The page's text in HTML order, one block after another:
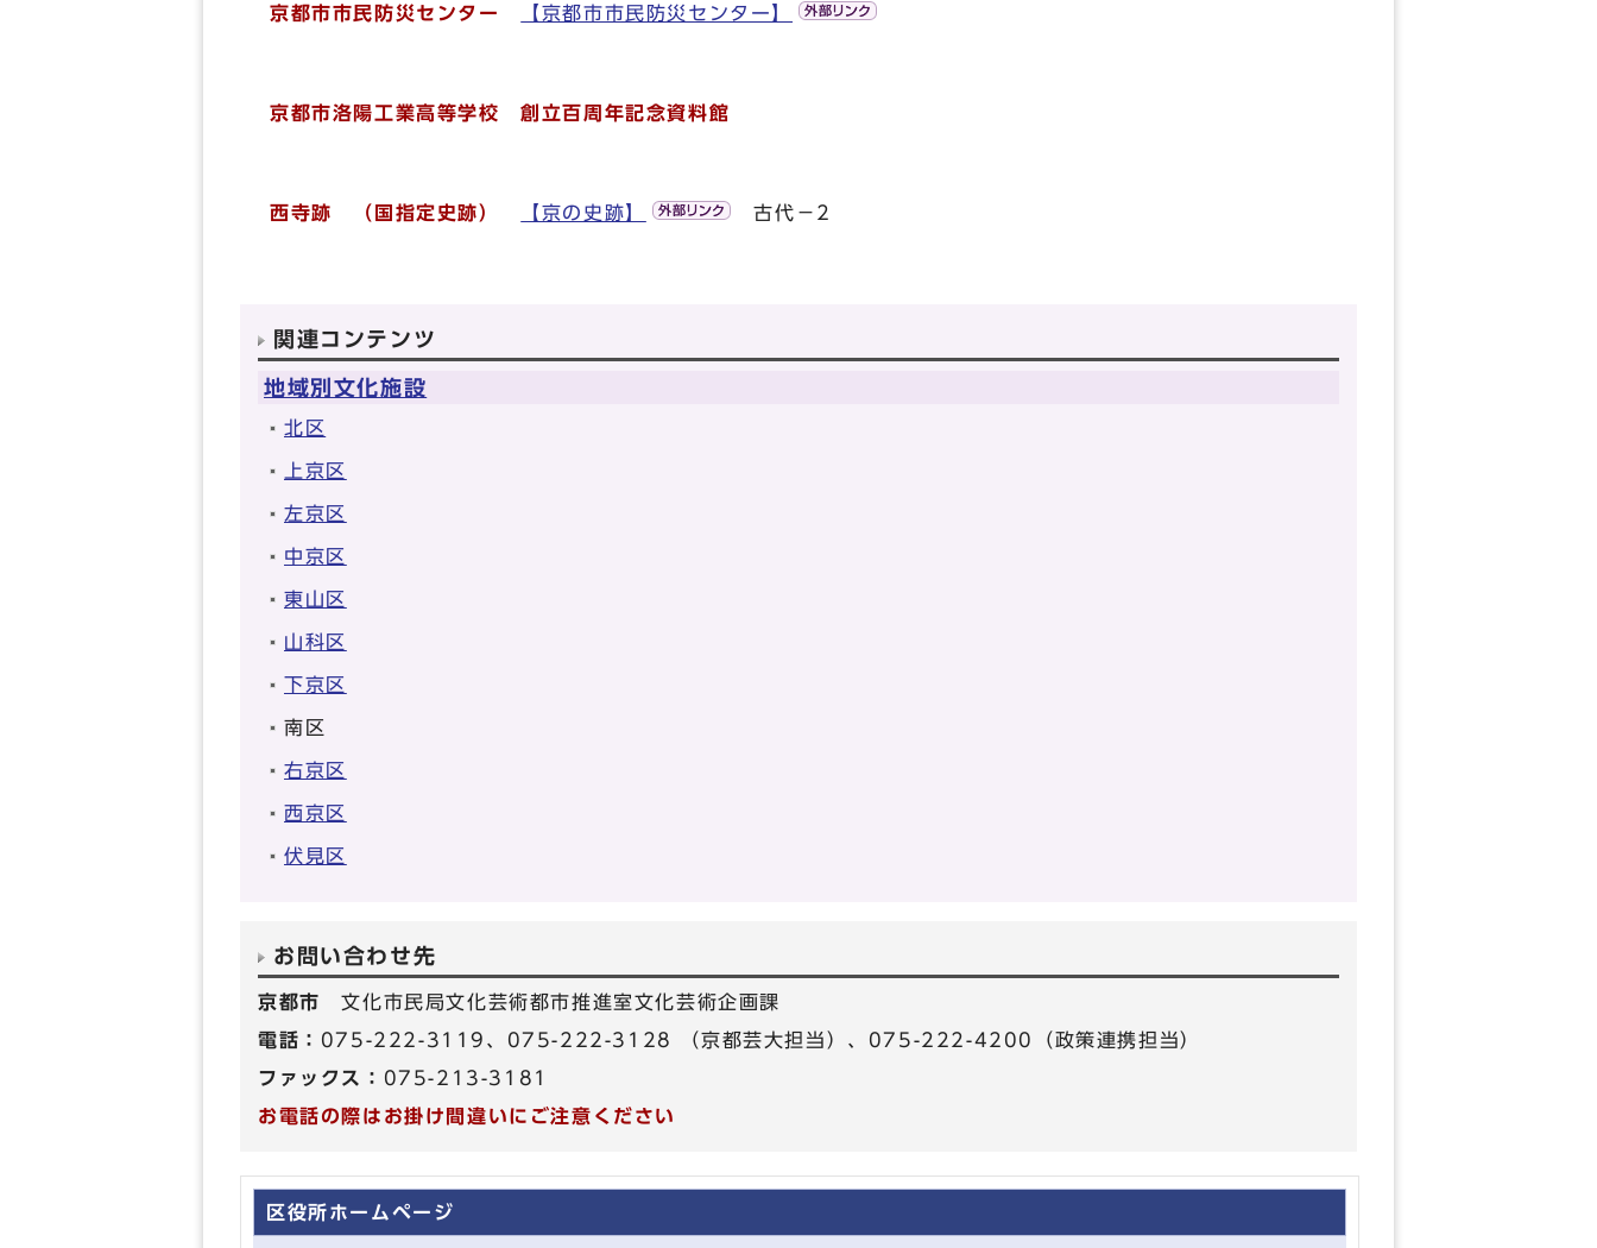
京都市市民防災センター 【京都市市民防災センター】
京都市洛陽工業高等学校 創立百周年記念資料館
西寺跡 （国指定史跡） 【京の史跡】 古代－2
関連コンテンツ
地域別文化施設
北区
上京区
左京区
中京区
東山区
山科区
下京区
南区
右京区
西京区
伏見区
お問い合わせ先
京都市文化市民局文化芸術都市推進室文化芸術企画課
電話： 075-222-3119、075-222-3128 （京都芸大担当）、075-222-4200（政策連携担当）
ファックス： 075-213-3181
お電話の際はお掛け間違いにご注意ください
区役所ホームページ